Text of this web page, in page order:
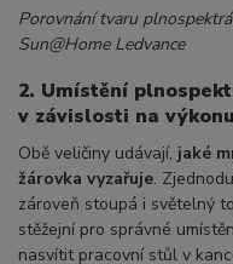
Porovnání tvaru
Sun@Home Ledvance
2. Umístění
v závislosti na
Obě veličiny udávají, jaké
žárovka vyzařuje.
zároveň stoupá i světelný
stěžejní pro správné
nasvítit pracovní stůl v